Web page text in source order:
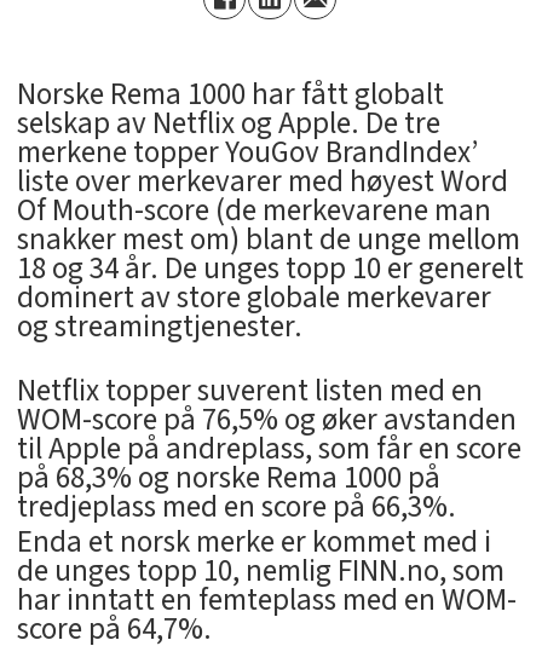
Norske Rema 1000 har fått globalt
selskap av Netflix og Apple. De tre
merkene topper YouGov BrandIndex’
liste over merkevarer med høyest Word
Of Mouth-score (de merkevarene man
snakker mest om) blant de unge mellom
18 og 34 år. De unges topp 10 er generelt
dominert av store globale merkevarer
og streamingtjenester.
Netflix topper suverent listen med en
WOM-score på 76,5% og øker avstanden
til Apple på andreplass, som får en score
på 68,3% og norske Rema 1000 på
tredjeplass med en score på 66,3%.
Enda et norsk merke er kommet med i
de unges topp 10, nemlig FINN.no, som
har inntatt en femteplass med en WOM-
score på 64,7%.